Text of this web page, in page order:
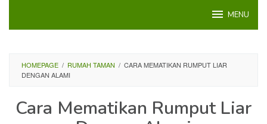
MENU
HOMEPAGE / RUMAH TAMAN / CARA MEMATIKAN RUMPUT LIAR
DENGAN ALAMI
Cara Mematikan Rumput Liar